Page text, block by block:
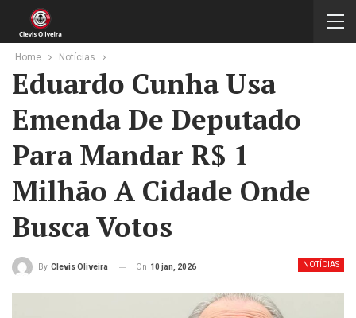
Home Notícias
Eduardo Cunha Usa
Emenda De Deputado
Para Mandar R$ 1
Milhão A Cidade Onde
Busca Votos
NOTÍCIAS
By Clevis Oliveira On 10 jan, 2026